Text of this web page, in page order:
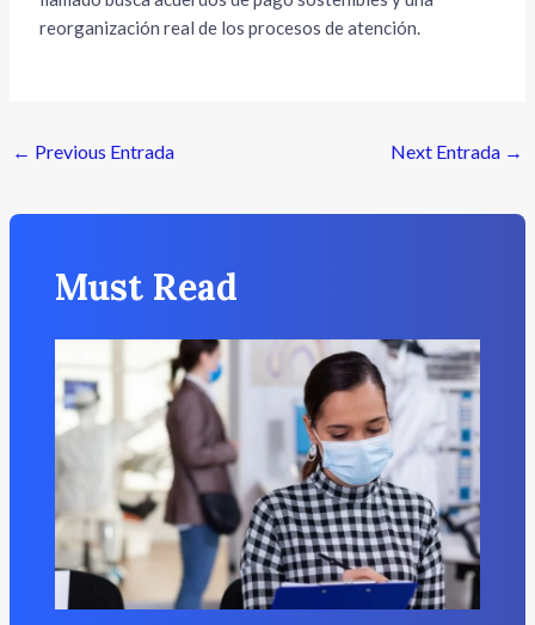
reorganización real de los procesos de atención.
← Previous Entrada Next Entrada →
Must Read